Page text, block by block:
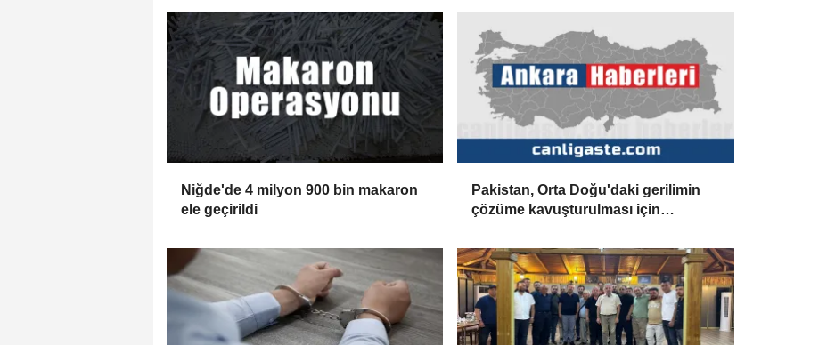
Niğde'de 4 milyon 900 bin makaron
ele geçirildi
Pakistan, Orta Doğu'daki gerilimin
çözüme kavuşturulması için